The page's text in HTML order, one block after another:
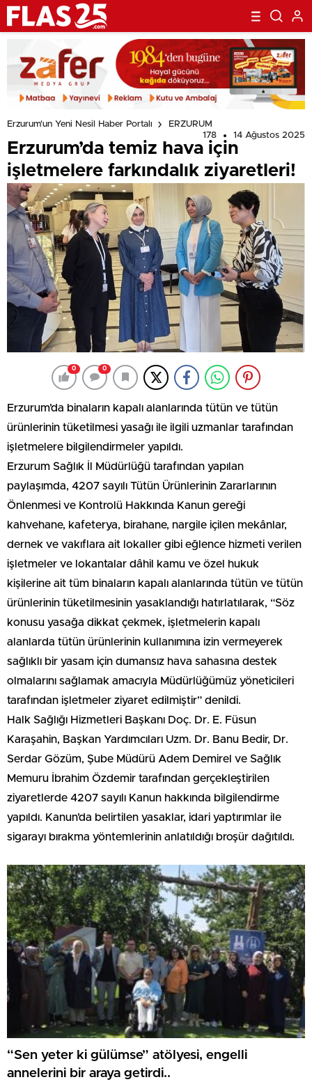
Erzurum'un Yeni Nesil Haber Portalı
ERZURUM
178
14 Ağustos 2025
Erzurum’da temiz hava için
işletmelere farkındalık ziyaretleri!
0 0
Erzurum’da binaların kapalı alanlarında tütün ve tütün
ürünlerinin tüketilmesi yasağı ile ilgili uzmanlar tarafından
işletmelere bilgilendirmeler yapıldı.
Erzurum Sağlık İl Müdürlüğü tarafından yapılan
paylaşımda, 4207 sayılı Tütün Ürünlerinin Zararlarının
Önlenmesi ve Kontrolü Hakkında Kanun gereği
kahvehane, kafeterya, birahane, nargile içilen mekânlar,
dernek ve vakıflara ait lokaller gibi eğlence hizmeti verilen
işletmeler ve lokantalar dâhil kamu ve özel hukuk
kişilerine ait tüm binaların kapalı alanlarında tütün ve tütün
ürünlerinin tüketilmesinin yasaklandığı hatırlatılarak, “Söz
konusu yasağa dikkat çekmek, işletmelerin kapalı
alanlarda tütün ürünlerinin kullanımına izin vermeyerek
sağlıklı bir yasam için dumansız hava sahasına destek
olmalarını sağlamak amacıyla Müdürlüğümüz yöneticileri
tarafından işletmeler ziyaret edilmiştir” denildi.
Halk Sağlığı Hizmetleri Başkanı Doç. Dr. E. Füsun
Karaşahin, Başkan Yardımcıları Uzm. Dr. Banu Bedir, Dr.
Serdar Gözüm, Şube Müdürü Adem Demirel ve Sağlık
Memuru İbrahim Özdemir tarafından gerçekleştirilen
ziyaretlerde 4207 sayılı Kanun hakkında bilgilendirme
yapıldı. Kanun’da belirtilen yasaklar, idari yaptırımlar ile
sigarayı bırakma yöntemlerinin anlatıldığı broşür dağıtıldı.
“Sen yeter ki gülümse” atölyesi, engelli
annelerini bir araya getirdi..